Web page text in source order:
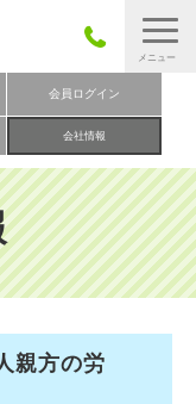
会員ログイン
会社情報
め
流れ
親方の労